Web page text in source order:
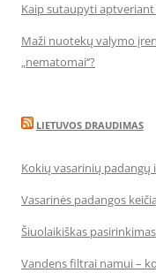
Kaip sutaupyti
Maži nuotekų valymo
„nematomai‘‘?
LIETUVOS DRAUDIMAS
Kokių vasarinių padangų
Vasarinės padangos
Šiuolaikiškas
Vandens filtrai namui –